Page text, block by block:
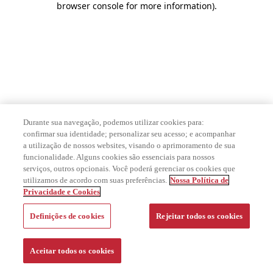
browser console for more information).
Durante sua navegação, podemos utilizar cookies para:
confirmar sua identidade; personalizar seu acesso; e acompanhar
a utilização de nossos websites, visando o aprimoramento de sua
funcionalidade. Alguns cookies são essenciais para nossos
serviços, outros opcionais. Você poderá gerenciar os cookies que
utilizamos de acordo com suas preferências. Nossa Política de
Privacidade e Cookies
Definições de cookies Rejeitar todos os cookies
Aceitar todos os cookies